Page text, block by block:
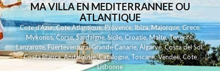
MA VILLA EN MEDITERRANNEE OU
ATLANTIQUE
Cote d'Azur,Cote Atlantique,Provence,Ibiza,Majorque,Grece,
Mykonos,Corse,Sardaigne,Sicile,Croatie,Malte,Tenerife,
Lanzarote,Fuerteventura,Grande Canarie,Algarve,Costa del Sol,
Costa Blanca,Andalousie,Catalogne,Toscane,Vendee,Cote
Lisbonne